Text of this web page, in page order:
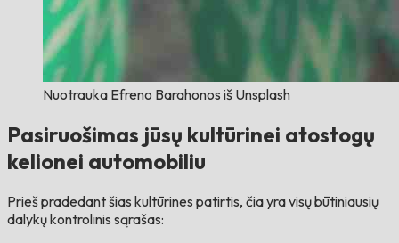
Nuotrauka Efreno Barahonos iš Unsplash
Pasiruošimas jūsų kultūrinei atostogų
kelionei automobiliu
Prieš pradedant šias kultūrines patirtis, čia yra visų būtiniausių
dalykų kontrolinis sąrašas: